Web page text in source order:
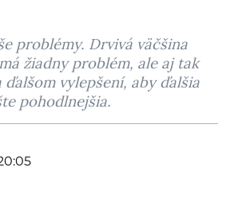
problémy. Drvivá väčšina
žiadny problém, ale aj tak
ďalšom vylepšení, aby ďalšia
pohodlnejšia.